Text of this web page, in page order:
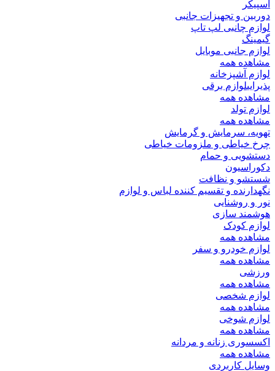
اسپیکر
دوربین و تجهیزات جانبی
لوازم چانبی لپ تاپ
گیمینگ
لوازم جانبی موبایل
مشاهده همه
لوازم آشپزخانه
پذیراییلوازم برقی
مشاهده همه
لوازم تولد
مشاهده همه
تهویه، سرمایش و گرمایش
چرخ خیاطی و ملزومات خیاطی
دستشویی و حمام
دکوراسیون
شستشو و نظافت
نگهدارنده و تقسیم کننده لباس و لوازم
نور و روشنایی
هوشمند سازی
لوازم کودک
مشاهده همه
لوازم خودرو و سفر
مشاهده همه
ورزشی
مشاهده همه
لوازم شخصی
مشاهده همه
لوازم شوخی
مشاهده همه
اکسسوری زنانه و مردانه
مشاهده همه
وسایل کاربردی